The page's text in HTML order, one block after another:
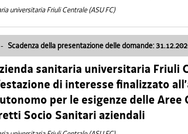
universitaria Friuli Centrale (ASU FC)
- Scadenza della presentazione delle domande:
sanitaria universitaria Friuli
di interesse finalizzato
per le esigenze delle Aree
Socio Sanitari aziendali